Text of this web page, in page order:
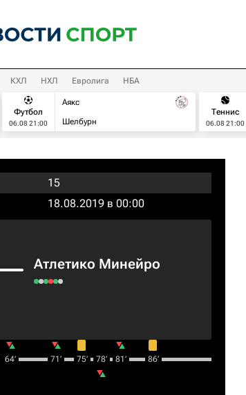
КХЛ НХЛ Евролига НБА
Футбол
06.08 21:00
Аякс
Шелбурн
Теннис
06.08 21:00
15
18.08.2019 в 00:00
Атлетико Минейро
64‎’‎ 71‎’‎ 75‎’‎ 78‎’‎ 81‎’‎ 86‎’‎